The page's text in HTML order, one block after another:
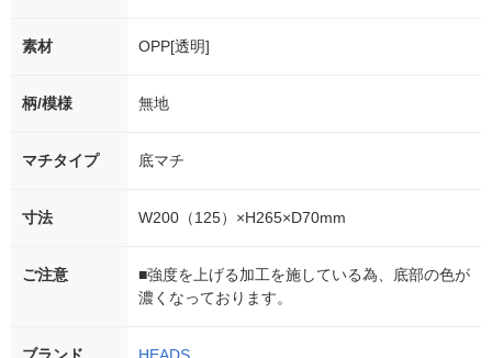
素材 OPP[透明]
柄/模様 無地
マチタイプ 底マチ
寸法 W200（125）×H265×D70mm
ご注意
■強度を上げる加工を施している為、底部の色が
濃くなっております。